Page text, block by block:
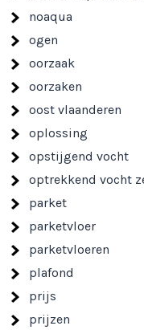
noaqua
ogen
oorzaak
oorzaken
oost vlaanderen
oplossing
opstijgend vocht
optrekkend vocht
parket
parketvloer
parketvloeren
plafond
prijs
prijzen